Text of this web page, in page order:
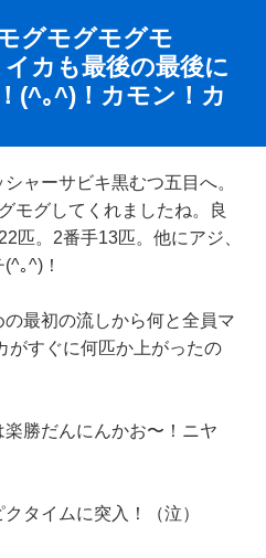
グモグモグモ
カも最後の最後に
(^｡^)！カモン！カ
ャーサビキ黒むつ五目へ。
モグしてくれましたね。良
匹。2番手13匹。他にアジ、
｡^)！
最初の流しから何と全員マ
がすぐに何匹か上がったの
楽勝だんにんかお〜！ニヤ
タイムに突入！（泣）